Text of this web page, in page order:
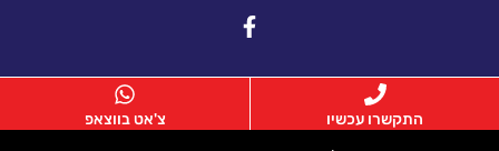
התקשרו עכשיו צ'אט בווצאפ